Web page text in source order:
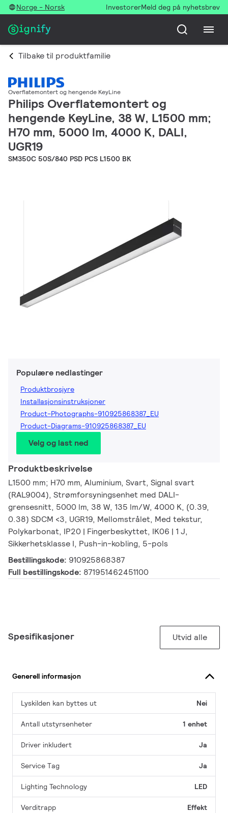
Norge - Norsk InvestorerMeld deg på nyhetsbrev
Tilbake til produktfamilie
Overflatemontert og hengende KeyLine
Philips Overflatemontert og
hengende KeyLine, 38 W, L1500 mm;
H70 mm, 5000 lm, 4000 K, DALI,
UGR19
SM350C 50S/840 PSD PCS L1500 BK
Populære nedlastinger
Produktbrosjyre
Installasjonsinstruksjoner
Product-Photographs-910925868387_EU
Product-Diagrams-910925868387_EU
Velg og last ned
Produktbeskrivelse
L1500 mm; H70 mm, Aluminium, Svart, Signal svart
(RAL9004), Strømforsyningsenhet med DALI-
grensesnitt, 5000 lm, 38 W, 135 lm/W, 4000 K, (0.39,
0.38) SDCM <3, UGR19, Mellomstrålet, Med tekstur,
Polykarbonat, IP20 | Fingerbeskyttet, IK06 | 1 J,
Sikkerhetsklasse I, Push-in-kobling, 5-pols
Bestillingskode: 910925868387
Full bestillingskode: 871951462451100
Spesifikasjoner Utvid alle
Generell informasjon
Lyskilden kan byttes ut Nei
Antall utstyrsenheter 1 enhet
Driver inkludert Ja
Service Tag Ja
Lighting Technology LED
Verditrapp Effekt